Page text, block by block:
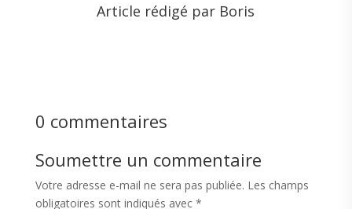
Article rédigé par Boris
0 commentaires
Soumettre un commentaire
Votre adresse e-mail ne sera pas publiée. Les champs
obligatoires sont indiqués avec *